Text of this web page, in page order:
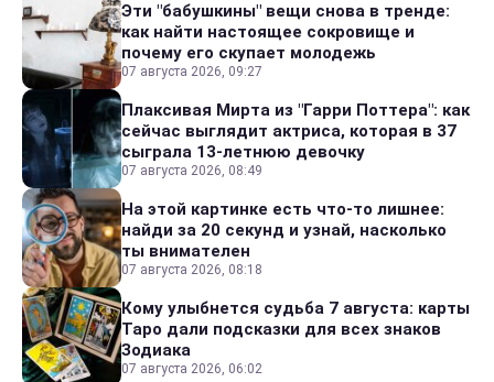
Эти "бабушкины" вещи снова в тренде:
как найти настоящее сокровище и
почему его скупает молодежь
07 августа 2026, 09:27
Плаксивая Мирта из "Гарри Поттера": как
сейчас выглядит актриса, которая в 37
сыграла 13-летнюю девочку
07 августа 2026, 08:49
На этой картинке есть что-то лишнее:
найди за 20 секунд и узнай, насколько
ты внимателен
07 августа 2026, 08:18
Кому улыбнется судьба 7 августа: карты
Таро дали подсказки для всех знаков
Зодиака
07 августа 2026, 06:02